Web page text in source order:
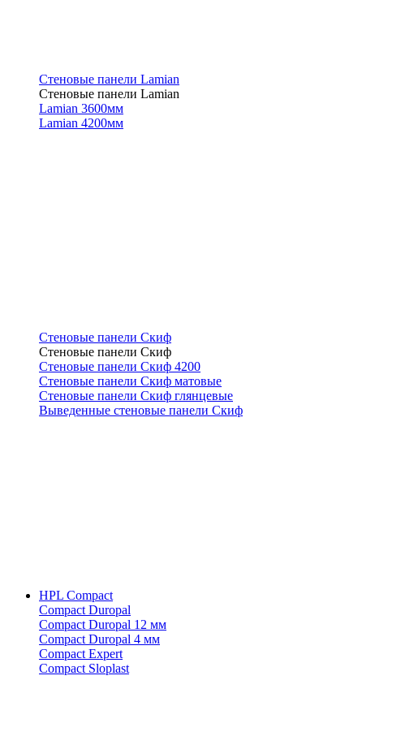
Стеновые панели Lamian
Стеновые панели Lamian
Lamian 3600мм
Lamian 4200мм
Стеновые панели Скиф
Стеновые панели Скиф
Стеновые панели Скиф 4200
Стеновые панели Скиф матовые
Стеновые панели Скиф глянцевые
Выведенные стеновые панели Скиф
HPL Compact
Compact Duropal
Compact Duropal 12 мм
Compact Duropal 4 мм
Compact Expert
Compact Sloplast